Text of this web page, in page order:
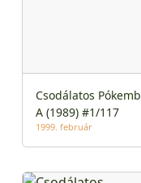
Csodálatos
A (1989) #1/117
1999. február